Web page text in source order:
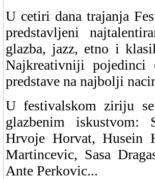
U cetiri dana trajanja
predstavljeni
glazba, jazz, etno i
Najkreativniji
predstave na najbolji
U festivalskom ziriju
glazbenim iskustvom:
Hrvoje Horvat, Husein
Martincevic, Sasa
Ante Perkovic...